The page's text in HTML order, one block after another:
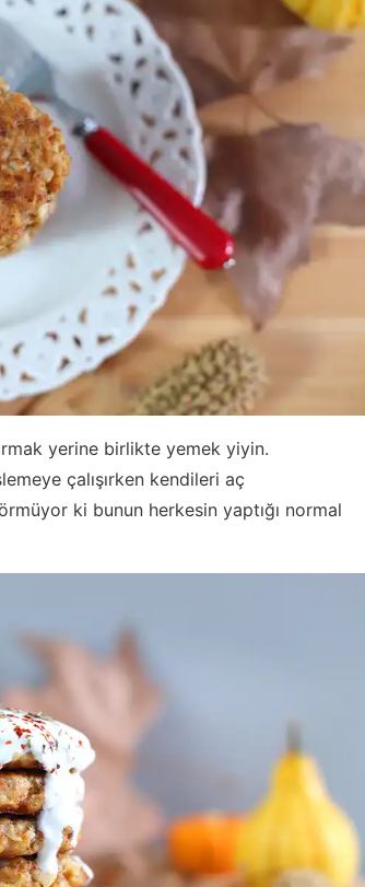
yerine birlikte yemek yiyin.
çalışırken kendileri aç
ki bunun herkesin yaptığı normal